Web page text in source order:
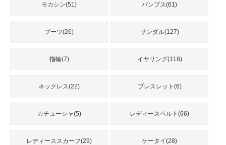
モカシン(51) パンプス(61)
ブーツ(26) サンダル(127)
指輪(7) イヤリング(118)
ネックレス(22) ブレスレット(6)
カチューシャ(5) レディースベルト(66)
レディーススカーフ(29) ケータイ(28)